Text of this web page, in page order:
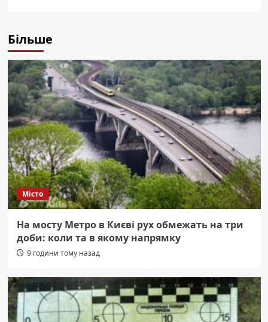
Більше
Місто
На мосту Метро в Києві рух обмежать на три
доби: коли та в якому напрямку
9 години тому назад